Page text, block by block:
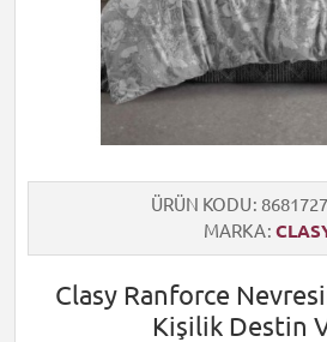
ÜRÜN KODU
MARKA
Clasy Ranforce
Kişilik Destin